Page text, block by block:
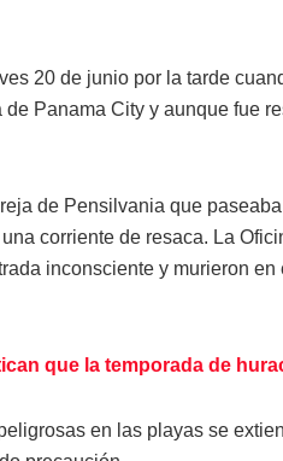
20 de junio por la tarde
Panama City y aunque fue
de Pensilvania que
corriente de resaca. La
inconsciente y murieron
que la temporada de
en las playas se